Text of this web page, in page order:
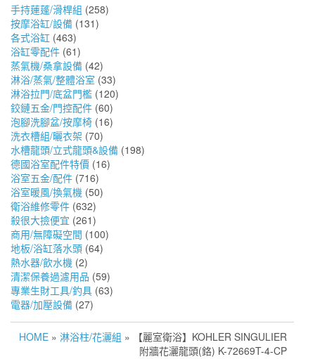
手持蓮蓬/滑桿組 (258)
按摩浴缸/設備 (131)
各式浴缸 (463)
浴缸零配件 (61)
蒸氣機/桑拿設備 (42)
淋浴/蒸氣/整體浴室 (33)
淋浴拉門/底盆門檻 (120)
鉸鏈五金/門控配件 (60)
泡腳洗腳盆/按摩椅 (16)
洗衣槽組/曬衣架 (70)
水槽龍頭/立式龍頭&設備 (198)
德國浴室配件特價 (16)
浴室五金/配件 (716)
浴室暖風/換氣機 (50)
衛浴維修零件 (632)
殺很大撿便宜 (261)
商用/無障礙空間 (100)
地板/浴缸落水頭 (64)
熱水器/飲水機 (2)
清潔保養過濾用品 (59)
專業生財工具/釣具 (63)
電器/加壓設備 (27)
HOME » 淋浴柱/花灑組 » 【麗室衛浴】KOHLER SINGULIER
附牆花灑龍頭(鉻) K-72669T-4-CP